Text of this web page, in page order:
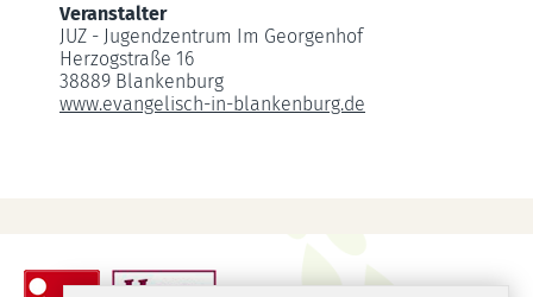
Veranstalter
JUZ - Jugendzentrum Im Georgenhof
Herzogstraße 16
38889 Blankenburg
www.evangelisch-in-blankenburg.de